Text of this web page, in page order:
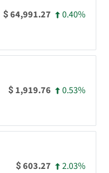
$64,991.27 0.40%
$ 1,919.76 0.53%
$603.27 2.03%